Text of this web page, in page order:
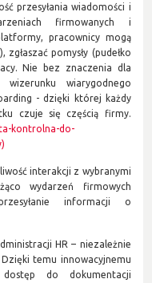
przesyłania wiadomości i
firmowanych i
pracownicy mogą
pomysły (pudełko
Nie bez znaczenia dla
wiarygodnego
- dzięki której każdy
czuje się częścią firmy.
kontrolna-do-
interakcji z wybranymi
wydarzeń firmowych
informacji o
HR – niezależnie
temu innowacyjnemu
do dokumentacji